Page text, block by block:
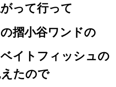
って行って
摺小谷ワンドの
イトフィッシュの
たので